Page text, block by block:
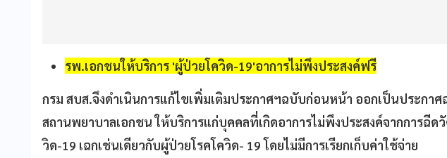
รพ.เอกชนให้บริการ 'ผู้ป่วยโควิด-19'อาการไม่พึงประสงค์ฟรี
กรม สบส.จึงดำเนินการแก้ไขเพิ่มเติมประกาศฯฉบับก่อนหน้า ออกเป็นประกา
สถานพยาบาลเอกชน ให้บริการแก่บุคคลที่เกิดอาการไม่พึงประสงค์จากการฉีด
วิด-19 เฉกเช่นเดียวกับผู้ป่วยโรคโควิด- 19 โดยไม่มีการเรียกเก็บค่าใช้จ่าย